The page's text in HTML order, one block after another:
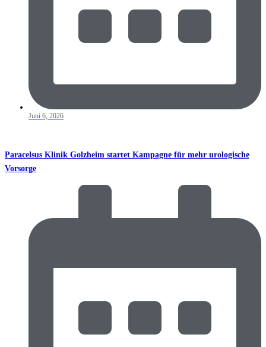
Juni 6, 2026
Paracelsus Klinik Golzheim startet Kampagne für mehr urologische
Vorsorge